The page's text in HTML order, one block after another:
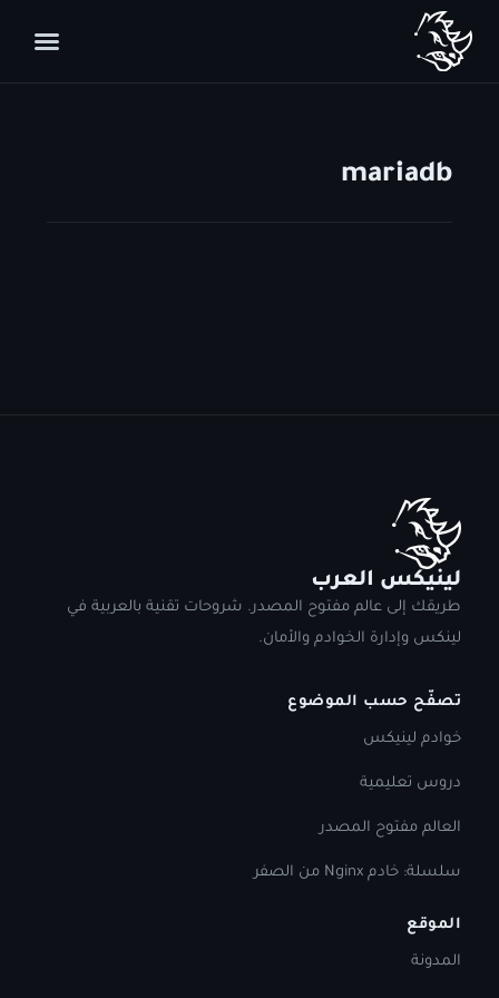
mariadb
لينيكس العرب
طريقك إلى عالم مفتوح المصدر. شروحات تقنية بالعربية في
لينكس وإدارة الخوادم والأمان.
تصفّح حسب الموضوع
خوادم لينيكس
دروس تعليمية
العالم مفتوح المصدر
سلسلة: خادم Nginx من الصفر
الموقع
المدونة